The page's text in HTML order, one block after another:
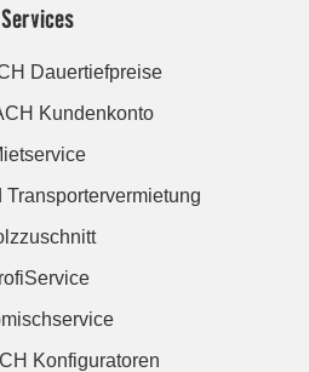
Services
Dauertiefpreise
Kundenkonto
Konfiguratoren